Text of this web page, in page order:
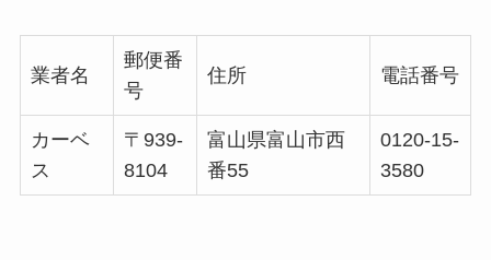
業者名
郵便番
号
住所 電話番号
カーベ
ス
〒939-
8104
富山県富山市西
番55
0120-15-
3580